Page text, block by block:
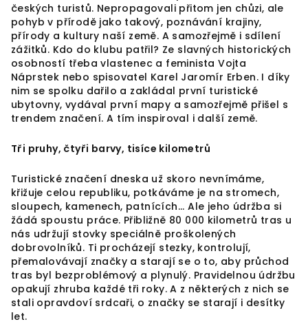
českých turistů. Nepropagovali přitom jen chůzi, ale
pohyb v přírodě jako takový, poznávání krajiny,
přírody a kultury naší země. A samozřejmě i sdílení
zážitků. Kdo do klubu patřil? Ze slavných historických
osobností třeba vlastenec a feminista Vojta
Náprstek nebo spisovatel Karel Jaromír Erben. I díky
nim se spolku dařilo a zakládal první turistické
ubytovny, vydával první mapy a samozřejmě přišel s
trendem značení. A tím inspiroval i další země.
Tři pruhy, čtyři barvy, tisíce kilometrů
Turistické značení dneska už skoro nevnímáme,
křižuje celou republiku, potkáváme je na stromech,
sloupech, kamenech, patnících... Ale jeho údržba si
žádá spoustu práce. Přibližně 80 000 kilometrů tras u
nás udržují stovky speciálně proškolených
dobrovolníků. Ti procházejí stezky, kontrolují,
přemalovávají značky a starají se o to, aby průchod
tras byl bezproblémový a plynulý. Pravidelnou údržbu
opakují zhruba každé tři roky. A z některých z nich se
stali opravdoví srdcaři, o značky se starají i desítky
let.